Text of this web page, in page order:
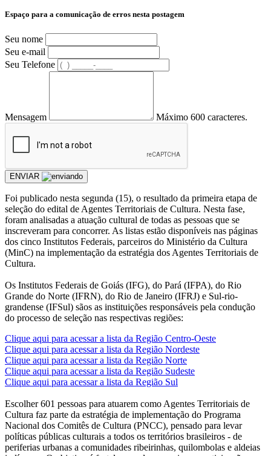
Espaço para a comunicação de erros nesta postagem
Seu nome
Seu e-mail
Seu Telefone
Mensagem Máximo 600 caracteres.
ENVIAR
Foi publicado nesta segunda (15), o resultado da primeira etapa de
seleção do edital de Agentes Territoriais de Cultura. Nesta fase,
foram analisadas a atuação cultural de todas as pessoas que se
inscreveram para concorrer. As listas estão disponíveis nas páginas
dos cinco Institutos Federais, parceiros do Ministério da Cultura
(MinC) na implementação da estratégia dos Agentes Territoriais de
Cultura.
Os Institutos Federais de Goiás (IFG), do Pará (IFPA), do Rio
Grande do Norte (IFRN), do Rio de Janeiro (IFRJ) e Sul-rio-
grandense (IFSul) sãos as instituições responsáveis pela condução
do processo de seleção nas respectivas regiões:
Clique aqui para acessar a lista da Região Centro-Oeste
Clique aqui para acessar a lista da Região Nordeste
Clique aqui para acessar a lista da Região Norte
Clique aqui para acessar a lista da Região Sudeste
Clique aqui para acessar a lista da Região Sul
Escolher 601 pessoas para atuarem como Agentes Territoriais de
Cultura faz parte da estratégia de implementação do Programa
Nacional dos Comitês de Cultura (PNCC), pensado para levar
políticas públicas culturais a todos os territórios brasileiros - de
periferias urbanas a comunidades ribeirinhas, quilombolas e aldeias